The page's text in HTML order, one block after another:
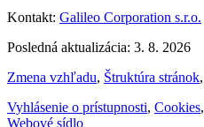
Kontakt: Galileo Corporation s.r.o.
Posledná aktualizácia: 3. 8. 2026
Zmena vzhľadu, Štruktúra stránok,
Vyhlásenie o prístupnosti, Cookies,
Webové sídlo